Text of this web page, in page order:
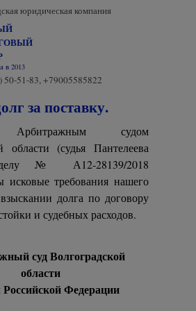
юридическая компания
50-51-83, +79005585822
в 2013
за поставку.
Арбитражным судом
области (судья Пантелеева
№ А12-28139/2018
исковые требования нашего
долга по договору
и судебных расходов.
суд Волгоградской
области
Федерации